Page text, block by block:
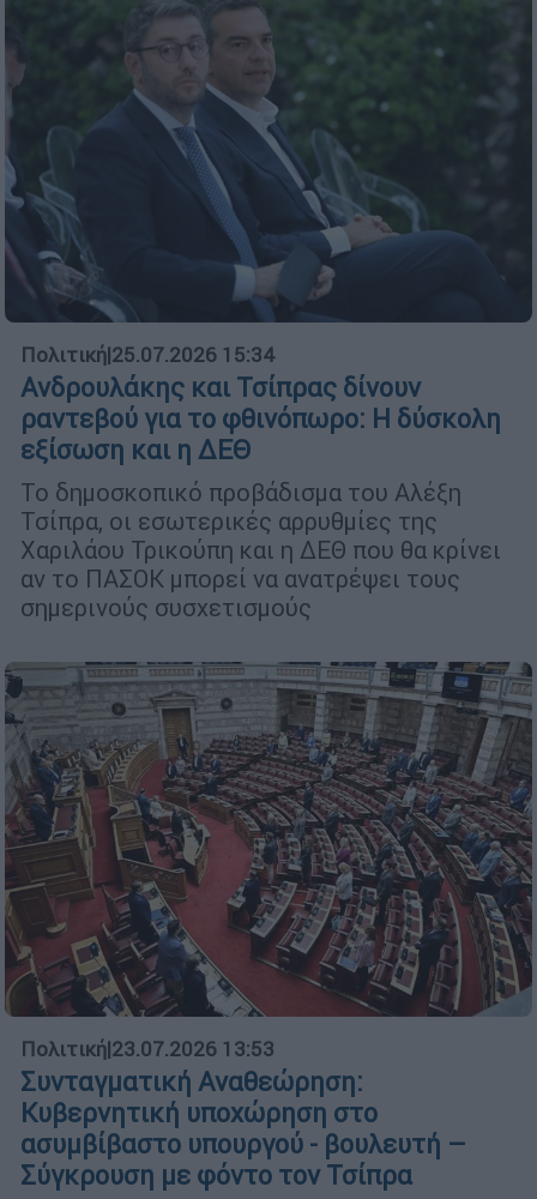
Πολιτική|25.07.2026 15:34
Ανδρουλάκης και Τσίπρας δίνουν
ραντεβού για το φθινόπωρο: Η δύσκολη
εξίσωση και η ΔΕΘ
Το δημοσκοπικό προβάδισμα του Αλέξη
Τσίπρα, οι εσωτερικές αρρυθμίες της
Χαριλάου Τρικούπη και η ΔΕΘ που θα κρίνει
αν το ΠΑΣΟΚ μπορεί να ανατρέψει τους
σημερινούς συσχετισμούς
Πολιτική|23.07.2026 13:53
Συνταγματική Αναθεώρηση:
Κυβερνητική υποχώρηση στο
ασυμβίβαστο υπουργού - βουλευτή –
Σύγκρουση με φόντο τον Τσίπρα